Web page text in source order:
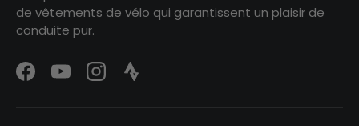
de vêtements de vélo qui garantissent un plaisir de
conduite pur.
FacebookYouTubeInstagramStrava Logo